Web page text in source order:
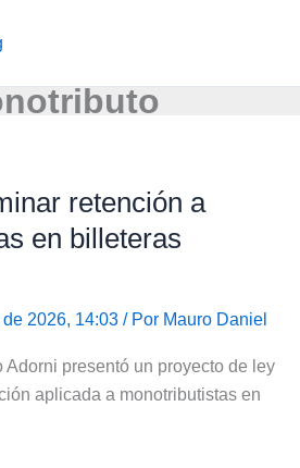
retención a
en billeteras
2026, 14:03 / Por Mauro Daniel
Adorni presentó un proyecto de ley
aplicada a monotributistas en